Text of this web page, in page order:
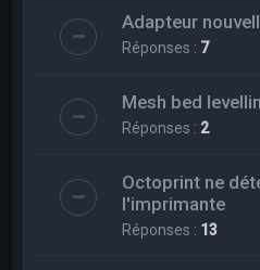
Adapteur
Réponses : 7
Mesh bed
Réponses : 2
Octoprint ne
l'imprimante
Réponses : 13